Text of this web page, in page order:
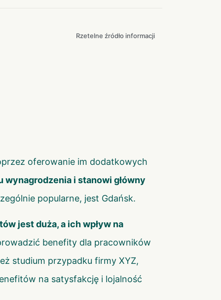
Rzetelne źródło informacji
oferowanie im dodatkowych
wynagrodzenia i stanowi główny
popularne, jest Gdańsk.
jest duża, a ich wpływ na
benefity dla pracowników
studium przypadku firmy XYZ,
na satysfakcję i lojalność